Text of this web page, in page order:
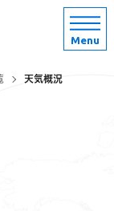
Menu
天気概況